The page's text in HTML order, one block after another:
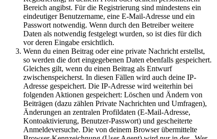
Bereich angibst. Für die Registrierung sind mindestens ein
eindeutiger Benutzername, eine E-Mail-Adresse und ein
Passwort notwendig. Wenn durch den Betreiber weitere
Daten als notwendig festgelegt wurden, so ist dies für dich
vor deren Eingabe ersichtlich.
Wenn du einen Beitrag oder eine private Nachricht erstellst,
so werden die dort eingegebenen Daten ebenfalls gespeichert.
Gleiches gilt, wenn du einen Beitrag als Entwurf
zwischenspeicherst. In diesen Fällen wird auch deine IP-
Adresse gespeichert. Die IP-Adresse wird weiterhin bei
folgenden Aktionen gespeichert: Löschen und Ändern von
Beiträgen (dazu zählen Private Nachrichten und Umfragen),
Änderungen an zentralen Profildaten (E-Mail-Adresse,
Kontoaktivierung, Benutzer-Passwort) und gescheiterte
Anmeldeversuche. Die von deinem Browser übermittelte